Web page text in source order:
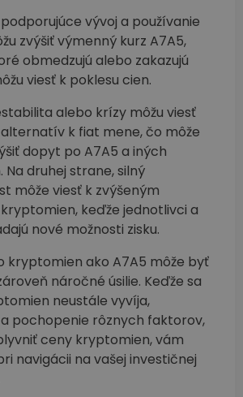
vývoj a používanie
zvýšiť výmenný kurz A7A5,
obmedzujú alebo zakazujú
viesť k poklesu cien.
alebo krízy môžu viesť
k fiat mene, čo môže
dopyt po A7A5 a iných
druhej strane, silný
môže viesť k zvýšeným
keďže jednotlivci a
nové možnosti zisku.
kryptomien ako A7A5 môže byť
náročné úsilie. Keďže sa
neustále vyvíja,
pochopenie rôznych faktorov,
ceny kryptomien, vám
navigácii na vašej investičnej